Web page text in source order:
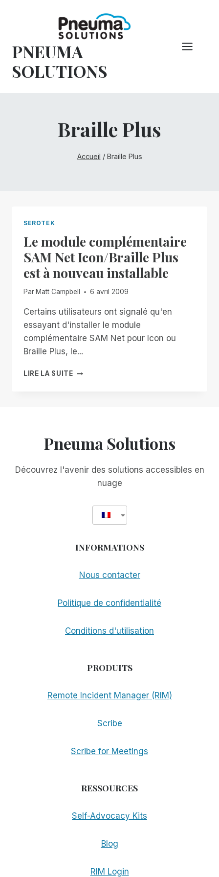
PNEUMA
SOLUTIONS
Braille Plus
Accueil / Braille Plus
SEROTEK
Le module complémentaire
SAM Net Icon/Braille Plus
est à nouveau installable
Par Matt Campbell 6 avril 2009
Certains utilisateurs ont signalé qu'en
essayant d'installer le module
complémentaire SAM Net pour Icon ou
Braille Plus, le...
LIRE LA SUITELE
EST
INSTALLABLE
Pneuma Solutions
Découvrez l'avenir des solutions accessibles en
nuage
INFORMATIONS
Nous contacter
Politique de confidentialité
Conditions d'utilisation
PRODUITS
Remote Incident Manager (RIM)
Scribe
Scribe for Meetings
RESSOURCES
Self-Advocacy Kits
Blog
RIM Login